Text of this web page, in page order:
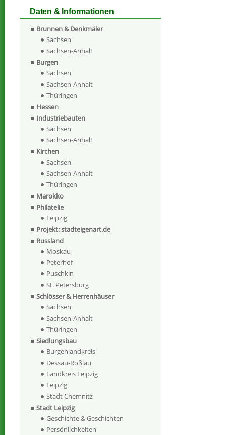
Daten & Informationen
Brunnen & Denkmäler
Sachsen
Sachsen-Anhalt
Burgen
Sachsen
Sachsen-Anhalt
Thüringen
Hessen
Industriebauten
Sachsen
Sachsen-Anhalt
Kirchen
Sachsen
Sachsen-Anhalt
Thüringen
Marokko
Philatelie
Leipzig
Projekt: stadteigenart.de
Russland
Moskau
Peterhof
Puschkin
St. Petersburg
Schlösser & Herrenhäuser
Sachsen
Sachsen-Anhalt
Thüringen
Siedlungsbau
Burgenlandkreis
Dessau-Roßlau
Landkreis Leipzig
Leipzig
Stadt Chemnitz
Stadt Leipzig
Geschichte & Geschichten
Persönlichkeiten